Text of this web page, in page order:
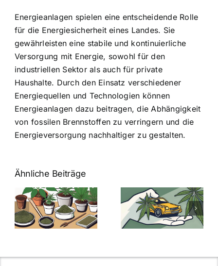
Energieanlagen spielen eine entscheidende Rolle
für die Energiesicherheit eines Landes. Sie
gewährleisten eine stabile und kontinuierliche
Versorgung mit Energie, sowohl für den
industriellen Sektor als auch für private
Haushalte. Durch den Einsatz verschiedener
Energiequellen und Technologien können
Energieanlagen dazu beitragen, die Abhängigkeit
von fossilen Brennstoffen zu verringern und die
Energieversorgung nachhaltiger zu gestalten.
Ähnliche Beiträge
Neue THC-
Grenzwert-
Regelung:
Was Sie über
Cannabis und
müssen
Cannabis
Samen
kaufen: Alles
was Sie